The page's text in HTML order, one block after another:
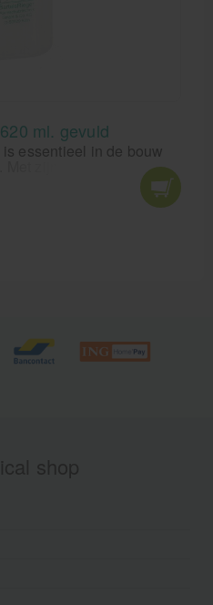
ml. gevuld
essentieel in de bouw
zijn unieke formule en
Barikos KS
vuil, stof of
je kostbare ogen